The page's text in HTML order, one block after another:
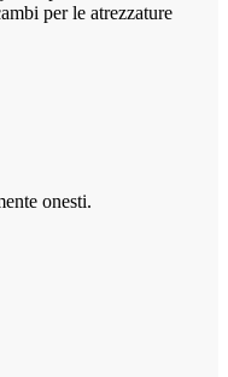
per le atrezzature
onesti.